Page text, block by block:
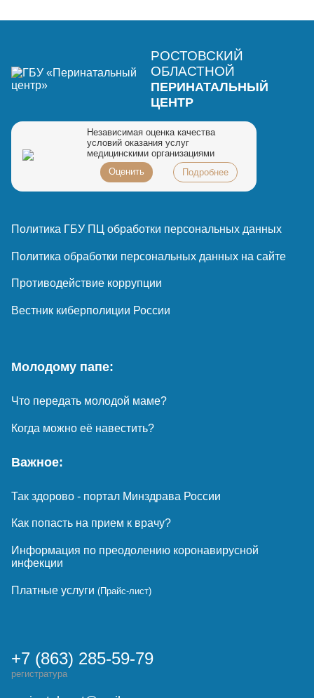
РОСТОВСКИЙ
ОБЛАСТНОЙ
ПЕРИНАТАЛЬНЫЙ
ЦЕНТР
Независимая оценка качества
условий оказания услуг
медицинскими организациями
Оценить
Подробнее
Политика ГБУ ПЦ обработки персональных данных
Политика обработки персональных данных на сайте
Противодействие коррупции
Вестник киберполиции России
Молодому папе:
Что передать молодой маме?
Когда можно её навестить?
Важное:
Так здорово - портал Минздрава России
Как попасть на прием к врачу?
Информация по преодолению коронавирусной
инфекции
Платные услуги (Прайс-лист)
+7 (863) 285-59-79
регистратура